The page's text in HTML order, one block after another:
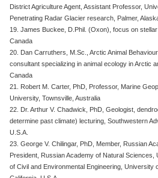
District Agriculture Agent, Assistant Professor,
Penetrating Radar Glacier research, Palmer,
19. James Buckee, D.Phil. (Oxon), focus on
Canada
20. Dan Carruthers, M.Sc., Arctic Animal
consultant specializing in animal ecology in Arctic
Canada
21. Robert M. Carter, PhD, Professor, Marine
University, Townsville, Australia
22. Dr. Arthur V. Chadwick, PhD, Geologist,
determine past climate) lecturing, Southwestern
U.S.A.
23. George V. Chilingar, PhD, Member, Russian
President, Russian Academy of Natural
of Civil and Environmental Engineering, University